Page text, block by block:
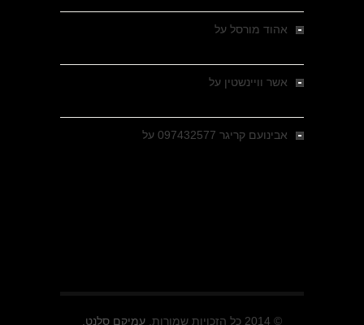
אהוד מורסל על
אשר וויינשטין על
אבינועם קריגר 097432577 על
© 2014 כל הזכויות שמורות. עמיקם סלנט.